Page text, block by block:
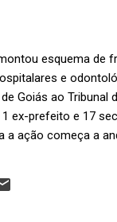
esquema de
e
Goiás ao
ex-prefeito e 17
a ação começa a
dos fatos
quem atua na